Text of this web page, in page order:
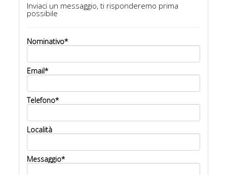
Inviaci un messaggio, ti risponderemo prima
possibile
Nominativo*
Email*
Telefono*
Località
Messaggio*